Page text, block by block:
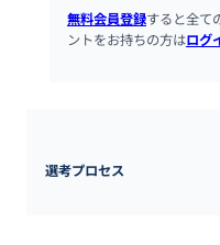
無料会員登録すると全て
ントをお持ちの方はログ
選考プロセス